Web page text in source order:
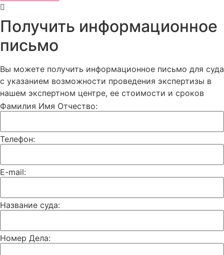
Получить информационное
письмо
Вы можете получить информационное письмо для суда
с указанием возможности проведения экспертизы в
нашем экспертном центре, ее стоимости и сроков
Фамилия Имя Отчество:
Телефон:
E-mail:
Название суда:
Номер Дела: